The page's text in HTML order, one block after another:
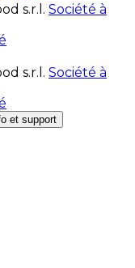
s.r.l. Société à
s.r.l. Société à
et support